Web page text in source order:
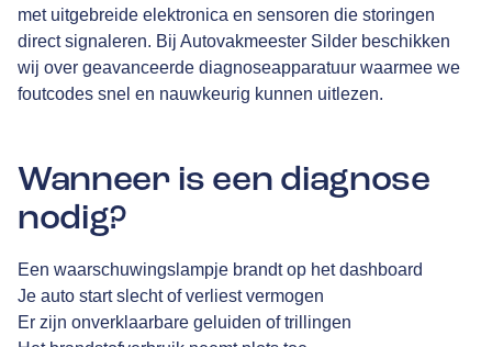
met uitgebreide elektronica en sensoren die storingen
direct signaleren. Bij Autovakmeester Silder beschikken
wij over geavanceerde diagnoseapparatuur waarmee we
foutcodes snel en nauwkeurig kunnen uitlezen.
Wanneer is een diagnose
nodig?
Een waarschuwingslampje brandt op het dashboard
Je auto start slecht of verliest vermogen
Er zijn onverklaarbare geluiden of trillingen